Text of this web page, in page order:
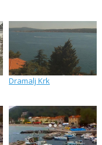
Dramalj Krk